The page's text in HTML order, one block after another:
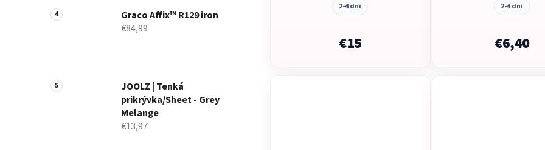
Graco Affix™ R129 iron
€84,99
JOOLZ | Tenká
prikrývka/Sheet - Grey
Melange
€13,97
chlapec LBB
2-4 dni
€15
2-4 dni
€6,40